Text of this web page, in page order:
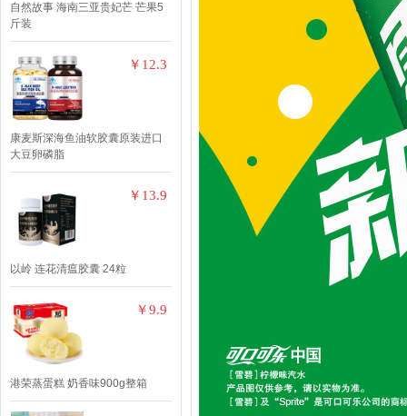
自然故事 海南三亚贵妃芒 芒果5
斤装
￥12.3
康麦斯深海鱼油软胶囊原装进口
大豆卵磷脂
￥13.9
以岭 连花清瘟胶囊 24粒
￥9.9
港荣蒸蛋糕 奶香味900g整箱